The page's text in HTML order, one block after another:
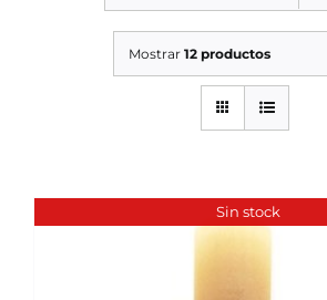
OCASIÓN
Mostrar 12 productos
Sin stock